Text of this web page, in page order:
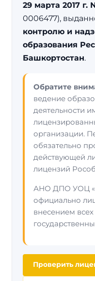
29 марта 2017 г.
0006477),
контролю и
образования
Башкортостан.
Обратите
ведение
деятельности
организации.
обязательно
действующей
лицензий
АНО ДПО УОЦ
официально
внесением
Проверить